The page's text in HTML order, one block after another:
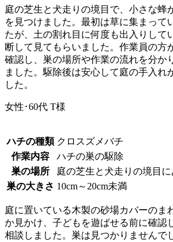
庭の芝生と犬走りの境目で、小さな蜂
を見つけました。最初は草に集まって
たが、土の割れ目に何度も出入りして
断して見てもらいました。作業員の方
確認し、巣の場所や作業の流れを分か
ました。駆除後は安心して庭の手入れ
した。
女性･60代 T様
ハチの種類 クロスズメバチ
作業内容
ハチの巣の駆除
巣の場所
庭の芝生と犬走りの境目に
巣の大きさ 10cm～20cm未満
庭に置いている木製の砂場カバーのま
か見かけ、子どもを遊ばせる前に確認
相談しました。巣は見つかりませんで